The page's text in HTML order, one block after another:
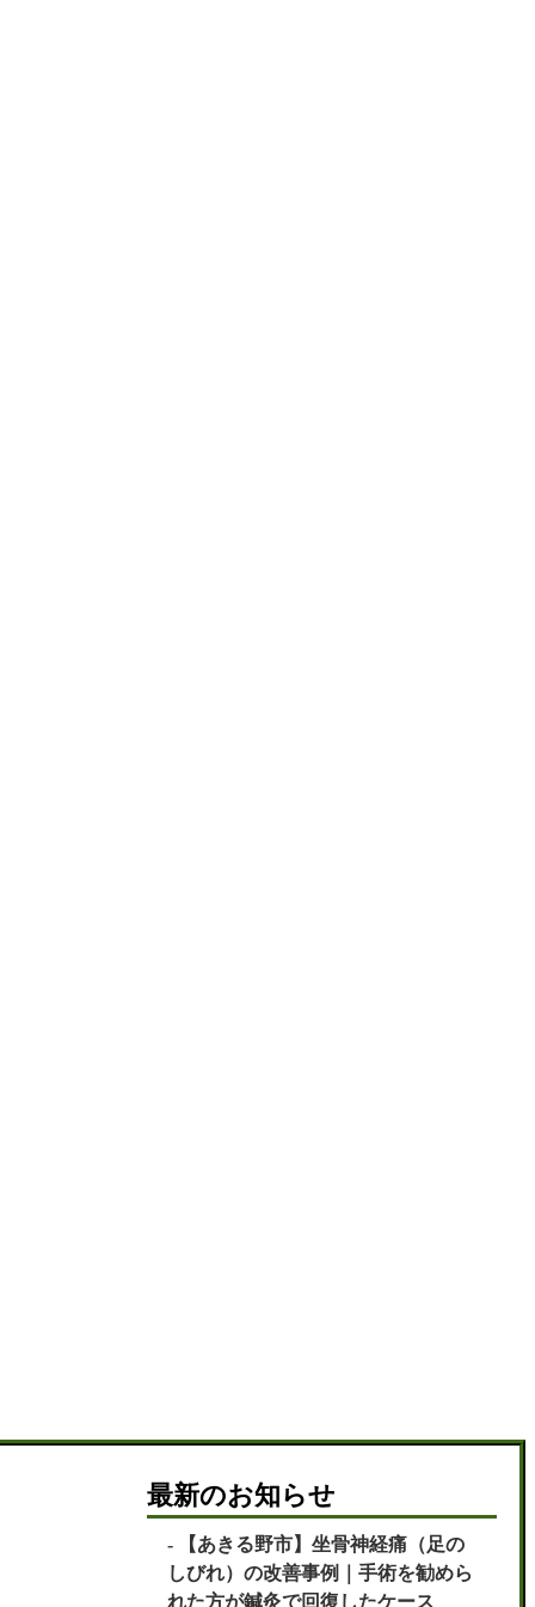
最新のお知らせ
【あきる野市】坐骨神経痛（足の
しびれ）の改善事例｜手術を勧めら
れた方が鍼灸で回復したケース